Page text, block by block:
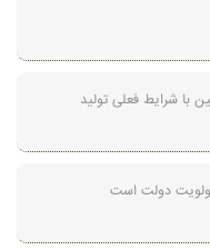
با شرایط فعلی تولید
اولویت دولت است